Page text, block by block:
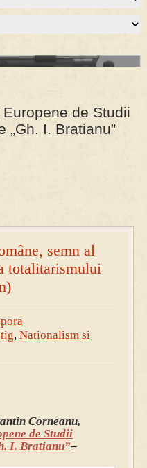
în costume, cu gulere albe
despre controversatele
de Studii
„Gh. I. Bratianu”
semn al
totalitarismului
, Nationalism si
Corneanu,
de Studii
I. Bratianu”–